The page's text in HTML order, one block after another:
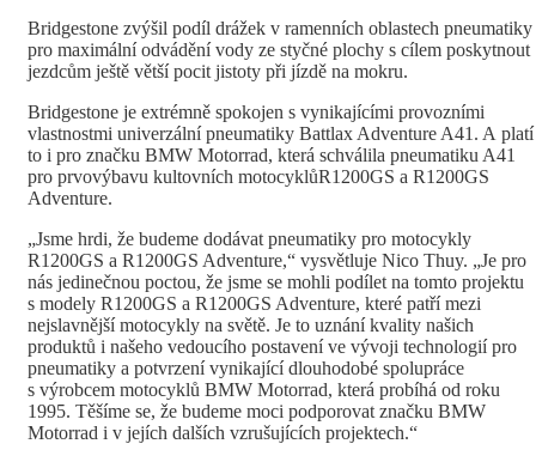
Bridgestone zvýšil podíl drážek v ramenních oblastech pneumatiky
pro maximální odvádění vody ze styčné plochy s cílem poskytnout
jezdcům ještě větší pocit jistoty při jízdě na mokru.
Bridgestone je extrémně spokojen s vynikajícími provozními
vlastnostmi univerzální pneumatiky Battlax Adventure A41. A platí
to i pro značku BMW Motorrad, která schválila pneumatiku A41
pro prvovýbavu kultovních motocyklůR1200GS a R1200GS
Adventure.
„Jsme hrdi, že budeme dodávat pneumatiky pro motocykly
R1200GS a R1200GS Adventure,“ vysvětluje Nico Thuy. „Je pro
nás jedinečnou poctou, že jsme se mohli podílet na tomto projektu
s modely R1200GS a R1200GS Adventure, které patří mezi
nejslavnější motocykly na světě. Je to uznání kvality našich
produktů i našeho vedoucího postavení ve vývoji technologií pro
pneumatiky a potvrzení vynikající dlouhodobé spolupráce
s výrobcem motocyklů BMW Motorrad, která probíhá od roku
1995. Těšíme se, že budeme moci podporovat značku BMW
Motorrad i v jejích dalších vzrušujících projektech.“